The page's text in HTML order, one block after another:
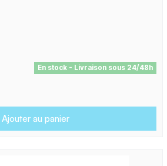
En stock - Livraison sous 24/48h
Ajouter au panier